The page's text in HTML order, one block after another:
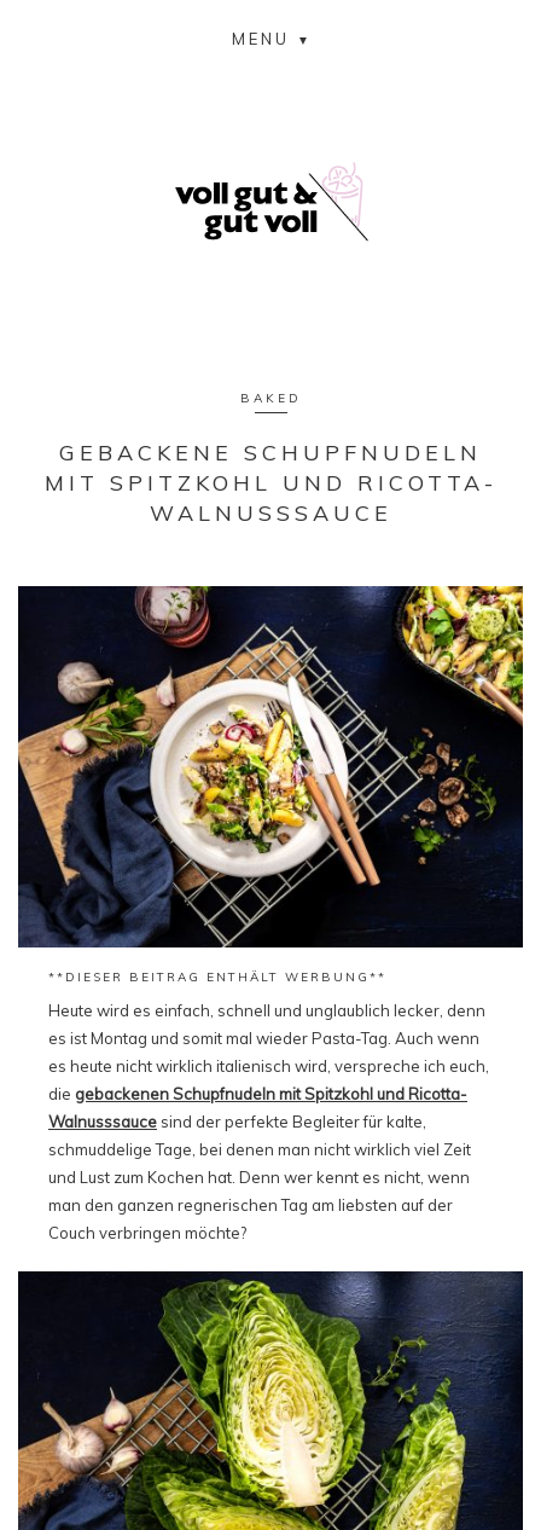
MENU
BAKED
GEBACKENE SCHUPFNUDELN
MIT SPITZKOHL UND RICOTTA-
WALNUSSSAUCE
**DIESER BEITRAG ENTHÄLT WERBUNG**
Heute wird es einfach, schnell und unglaublich lecker, denn
es ist Montag und somit mal wieder Pasta-Tag. Auch wenn
es heute nicht wirklich italienisch wird, verspreche ich euch,
die gebackenen Schupfnudeln mit Spitzkohl und Ricotta-
Walnusssauce sind der perfekte Begleiter für kalte,
schmuddelige Tage, bei denen man nicht wirklich viel Zeit
und Lust zum Kochen hat. Denn wer kennt es nicht, wenn
man den ganzen regnerischen Tag am liebsten auf der
Couch verbringen möchte?